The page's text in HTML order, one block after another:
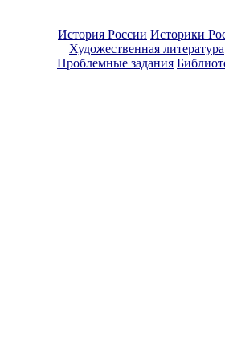
История России Историки
Художественная литература
Проблемные задания